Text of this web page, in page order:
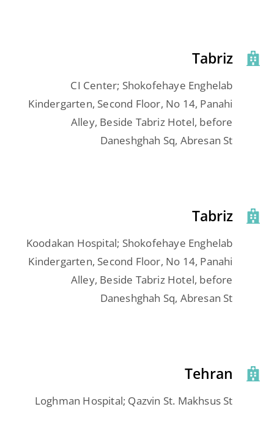
Tabriz
CI Center; Shokofehaye Enghelab
Kindergarten, Second Floor, No 14, Panahi
Alley, Beside Tabriz Hotel, before
Daneshghah Sq, Abresan St
Tabriz
Koodakan Hospital; Shokofehaye Enghelab
Kindergarten, Second Floor, No 14, Panahi
Alley, Beside Tabriz Hotel, before
Daneshghah Sq, Abresan St
Tehran
Loghman Hospital; Qazvin St. Makhsus St